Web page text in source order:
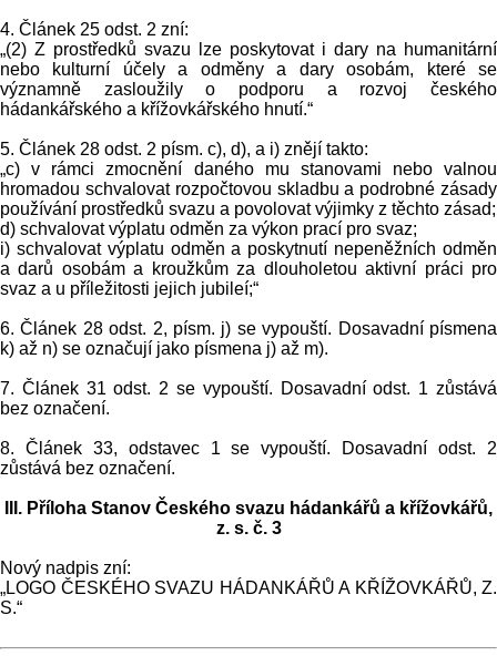
4. Článek 25 odst. 2 zní:
„(2) Z prostředků svazu lze poskytovat i dary na humanitární
nebo kulturní účely a odměny a dary osobám, které se
významně zasloužily o podporu a rozvoj českého
hádankářského a křížovkářského hnutí.“
5. Článek 28 odst. 2 písm. c), d), a i) znějí takto:
„c) v rámci zmocnění daného mu stanovami nebo valnou
hromadou schvalovat rozpočtovou skladbu a podrobné zásady
používání prostředků svazu a povolovat výjimky z těchto zásad;
d) schvalovat výplatu odměn za výkon prací pro svaz;
i) schvalovat výplatu odměn a poskytnutí nepeněžních odměn
a darů osobám a kroužkům za dlouholetou aktivní práci pro
svaz a u příležitosti jejich jubileí;“
6. Článek 28 odst. 2, písm. j) se vypouští. Dosavadní písmena
k) až n) se označují jako písmena j) až m).
7. Článek 31 odst. 2 se vypouští. Dosavadní odst. 1 zůstává
bez označení.
8. Článek 33, odstavec 1 se vypouští. Dosavadní odst. 2
zůstává bez označení.
III. Příloha Stanov Českého svazu hádankářů a křížovkářů,
z. s. č. 3
Nový nadpis zní:
„LOGO ČESKÉHO SVAZU HÁDANKÁŘŮ A KŘÍŽOVKÁŘŮ, Z.
S.“